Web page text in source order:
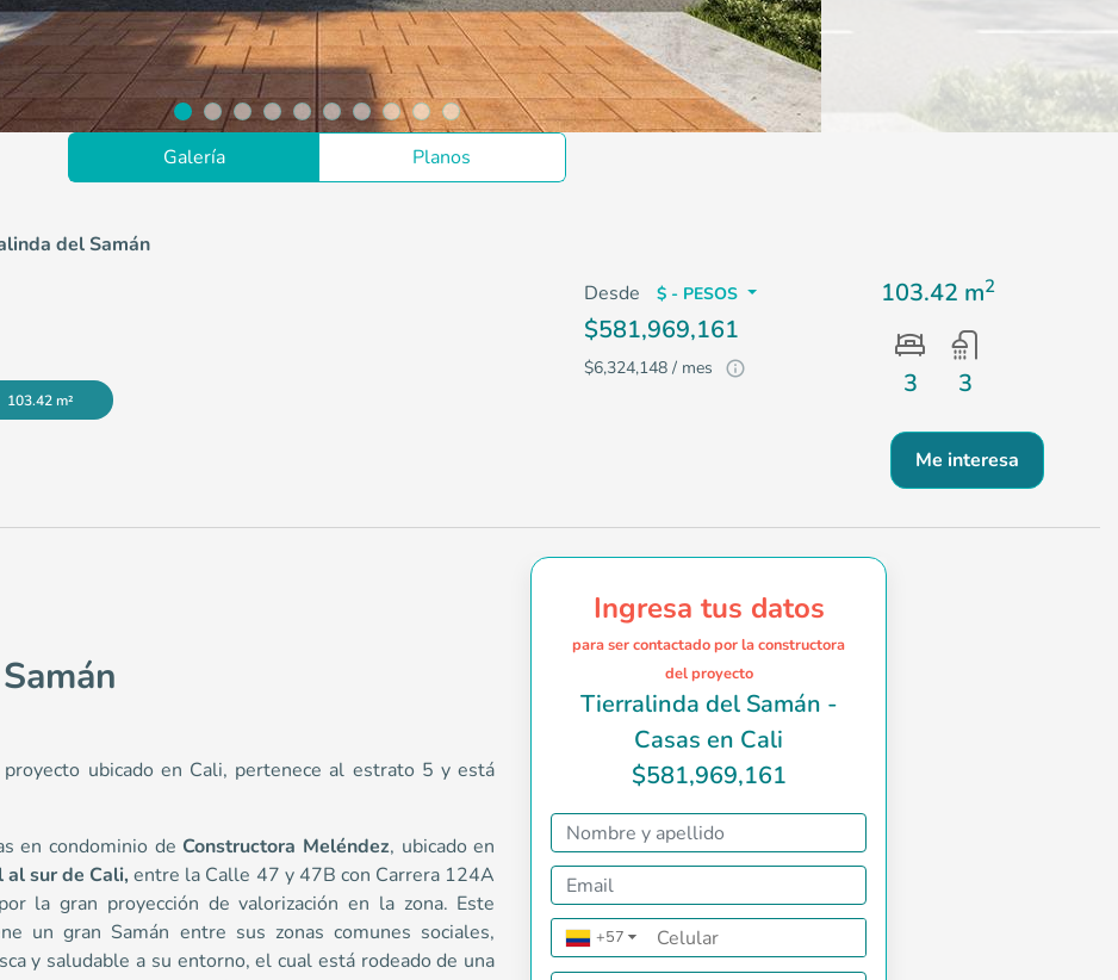
Galería Planos
del Samán
de casas en condominio de <strong>Constructora Meléndez</strong>, ubicado en <strong>Tierralinda, Comunidad Vital
103.42 m²
Desde $ - PESOS
$581,969,161
$6,324,148 / mes
103.42 m2
3 3
Me interesa
ubicado en Cali, pertenece al estrato 5 y está
en condominio de Constructora Meléndez, ubicado en
al sur de Cali,entre la Calle 47 y 47B con Carrera 124A
la gran proyección de valorización en la zona. Este
un gran Samán entre sus zonas comunes sociales,
y saludable a su entorno, el cual está rodeado de una
Ingresa tus datos
para ser contactado por la constructora
del proyecto
Tierralinda del Samán -
Casas en Cali
$581,969,161
+57 ▼